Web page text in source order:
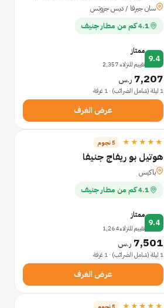
سان جيرفا / ديس جروتس
4.1 كم من مطار جنيف
9.4
ممتاز
تقييم للنزلاء 2,357
7,207 ر.س
1 ليلة (شامل الضرائب) · 1 غرفة
عرض الغرف
★★★★★ 5 نجوم
هوتيل بو ريفاج جنيفا
باكيس
4.1 كم من مطار جنيف
9.4
ممتاز
تقييم للنزلاء 1,264
7,501 ر.س
1 ليلة (شامل الضرائب) · 1 غرفة
عرض الغرف